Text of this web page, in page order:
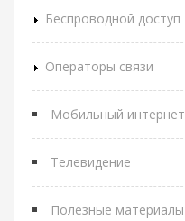
Беспроводной доступ
Операторы связи
Мобильный интернет
Телевидение
Полезные материалы